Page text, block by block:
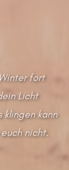
fort
Licht
klingen kann
nicht.